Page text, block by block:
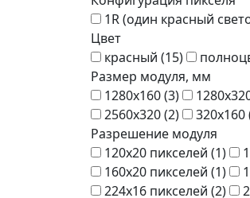
1R (один красный
Цвет
красный (15)
Размер модуля, мм
1280x160 (3)
2560x320 (2) 320x160
Разрешение модуля
120x20 пикселей (1)
160x20 пикселей (1)
224x16 пикселей (2)